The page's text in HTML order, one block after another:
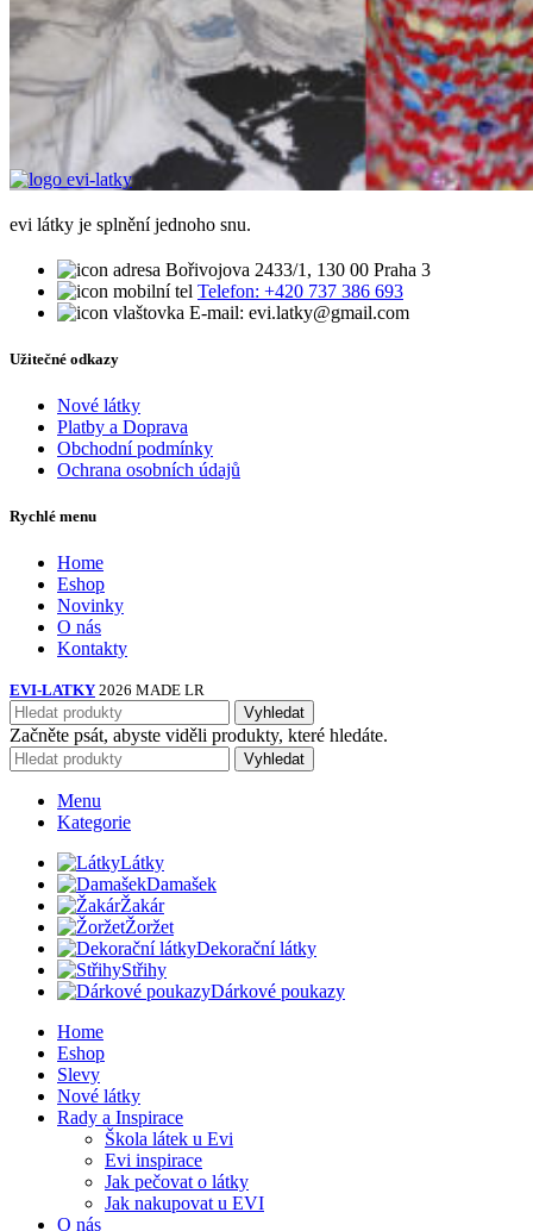
evi látky je splnění jednoho snu.
Bořivojova 2433/1, 130 00 Praha 3
Telefon: +420 737 386 693
E-mail: evi.latky@gmail.com
Užitečné odkazy
Nové látky
Platby a Doprava
Obchodní podmínky
Ochrana osobních údajů
Rychlé menu
Home
Eshop
Novinky
O nás
Kontakty
EVI-LATKY 2026 MADE LR
Vyhledat
Začněte psát, abyste viděli produkty, které hledáte.
Vyhledat
Menu
Kategorie
Látky
Damašek
Žakár
Žoržet
Dekorační látky
Střihy
Dárkové poukazy
Home
Eshop
Slevy
Nové látky
Rady a Inspirace
Škola látek u Evi
Evi inspirace
Jak pečovat o látky
Jak nakupovat u EVI
O nás